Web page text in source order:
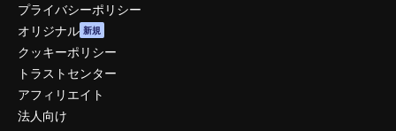
プライバシーポリシー
オリジナル 新規
クッキーポリシー
トラストセンター
アフィリエイト
法人向け